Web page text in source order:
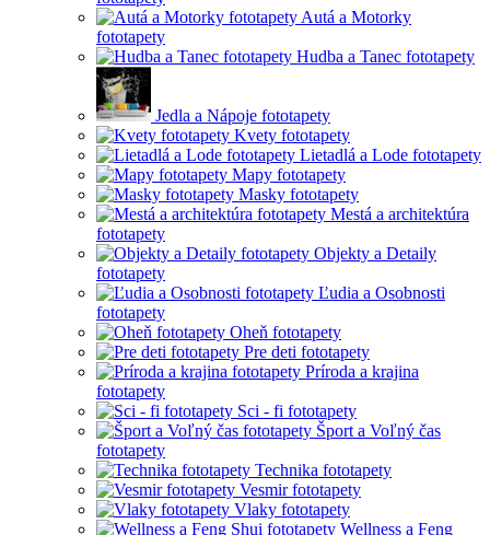
Autá a Motorky
fototapety
Hudba a Tanec fototapety
Jedla a Nápoje fototapety
Kvety fototapety
Lietadlá a Lode fototapety
Mapy fototapety
Masky fototapety
Mestá a architektúra
fototapety
Objekty a Detaily
fototapety
Ľudia a Osobnosti
fototapety
Oheň fototapety
Pre deti fototapety
Príroda a krajina
fototapety
Sci - fi fototapety
Šport a Voľný čas
fototapety
Technika fototapety
Vesmir fototapety
Vlaky fototapety
Wellness a Feng